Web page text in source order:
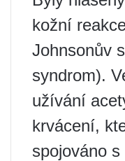
kožní
Johnsonův
syndrom).
užívání
krvácení,
spojováno